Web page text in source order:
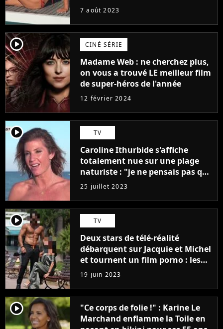
7 août 2023
player2 CINÉ SÉRIE
Madame Web : ne cherchez plus,
on vous a trouvé LE meilleur film
de super-héros de l'année
12 février 2024
player2 TV
Caroline Ithurbide s'affiche
totalement nue sur une plage
naturiste : "je ne pensais pas que
j'arriverais à le faire..."
25 juillet 2023
player2 TV
Deux stars de télé-réalité
débarquent sur Jacquie et Michel
et tournent un film porno : les
premières images du tournage
(exclu)
19 juin 2023
player2
"Ce corps de folie !" : Karine Le
Marchand enflamme la Toile en